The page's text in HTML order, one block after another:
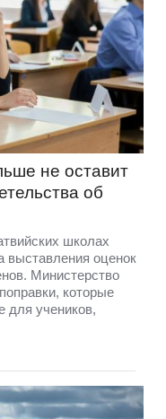
не оставит
об
школах
выставления оценок
Министерство
которые
для учеников,